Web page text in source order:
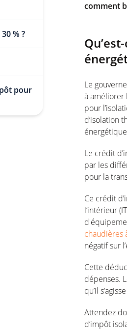
% ?
pour
comment
Le
à améliorer
pour
d’isolation
Le crédit
par les
pour la
Ce crédit
l’intérieur
chaudières
négatif sur
Cette
dépenses.
qu’il
Attendez
d’impôt